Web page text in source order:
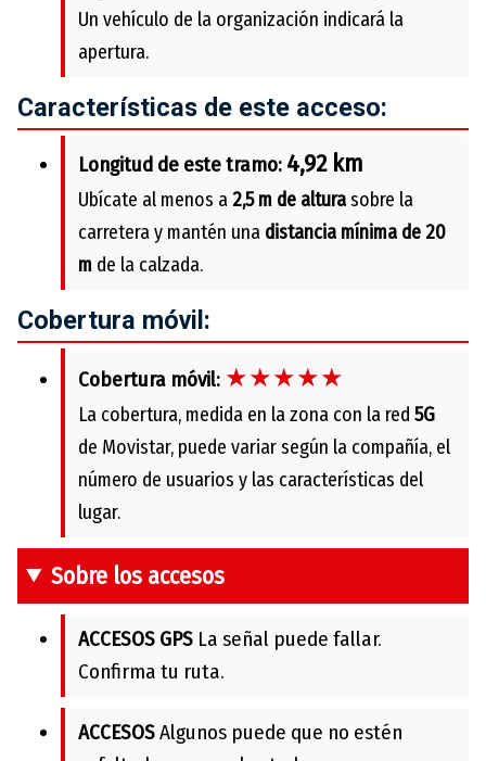
Un vehículo de la organización indicará la
apertura.
Características de este acceso:
Longitud de este tramo: 4,92 km
Ubícate al menos a2,5 m de alturasobre la
carretera y mantén una distancia mínima de 20
m de la calzada.
Cobertura móvil:
Cobertura móvil: ★★★★★
La cobertura, medida en la zona con la red 5G
de Movistar, puede variar según la compañía, el
número de usuarios y las características del
lugar.
Sobre los accesos
ACCESOS GPS La señal puede fallar.
Confirma tu ruta.
ACCESOSAlgunos puede que no estén